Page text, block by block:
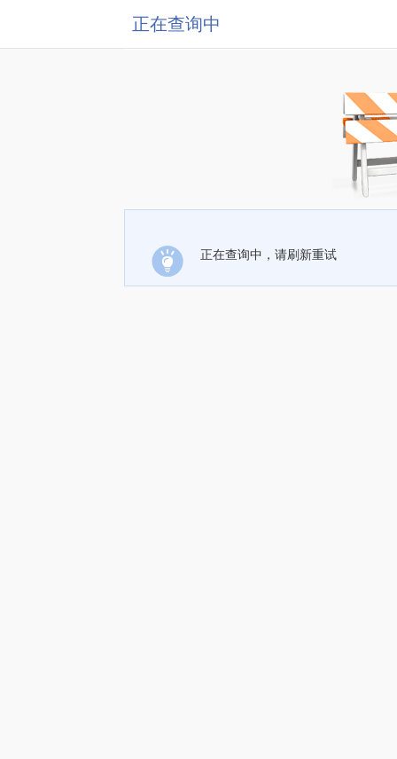
正在查询中
正在查询中，请刷新重试